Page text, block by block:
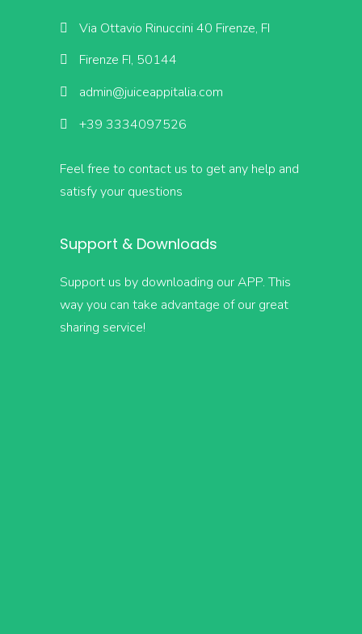
Via Ottavio Rinuccini 40 Firenze, FI
Firenze FI, 50144
admin@juiceappitalia.com
+39 3334097526
Feel free to contact us to get any help and
satisfy your questions
Support & Downloads
Support us by downloading our APP. This
way you can take advantage of our great
sharing service!